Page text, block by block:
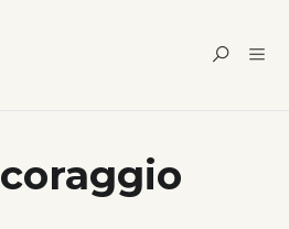
coraggio